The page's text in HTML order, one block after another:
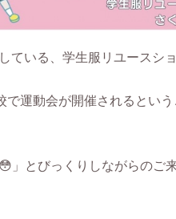
ている、学生服リユースシ
運動会が開催されるとい
」とびっくりしながらのご